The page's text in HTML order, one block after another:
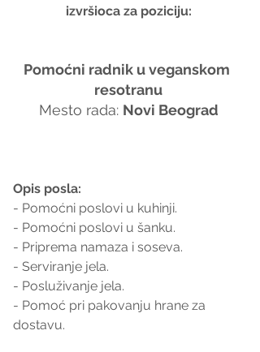
izvršioca za poziciju:
Pomoćni radnik u veganskom
resotranu
Mesto rada: Novi Beograd
Opis posla:
- Pomoćni poslovi u kuhinji.
- Pomoćni poslovi u šanku.
- Priprema namaza i soseva.
- Serviranje jela.
- Posluživanje jela.
- Pomoć pri pakovanju hrane za
dostavu.